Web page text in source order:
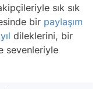
sık sık
bir paylaşım
dileklerini, bir
sevenleriyle